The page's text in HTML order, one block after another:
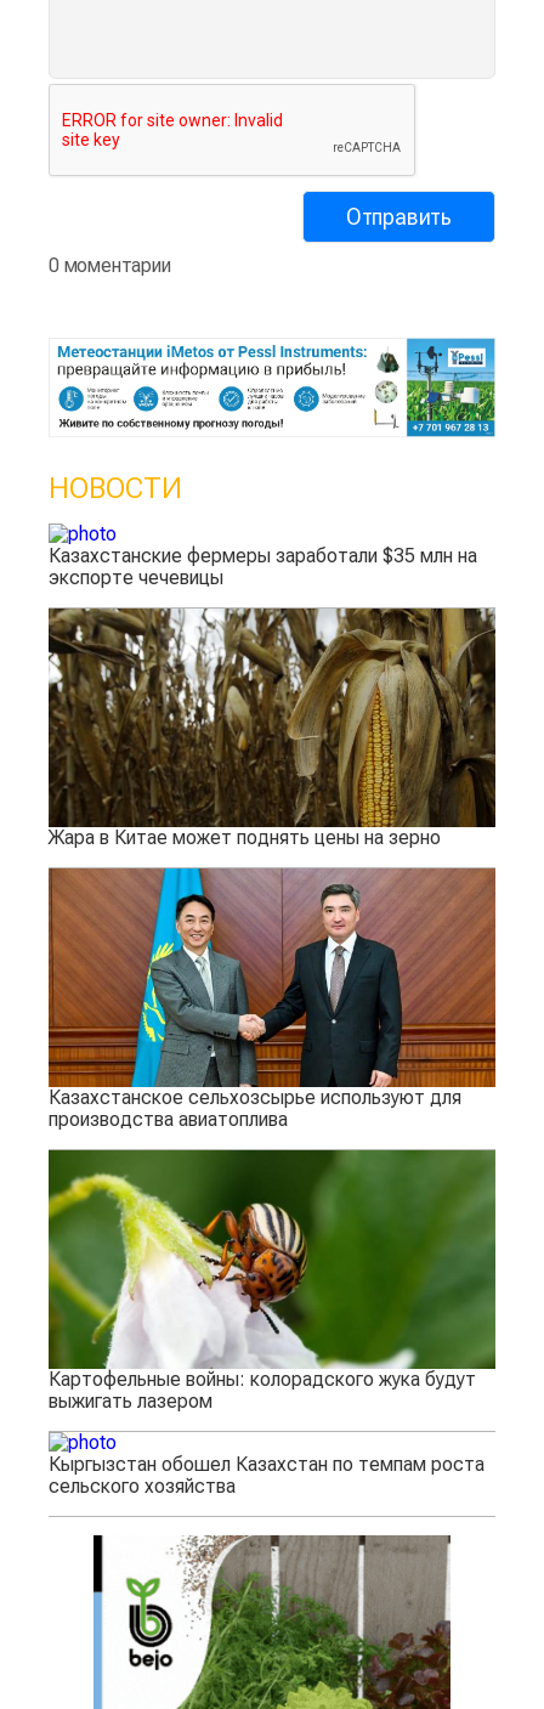
0 моментарии
НОВОСТИ
Казахстанские фермеры заработали $35 млн на
экспорте чечевицы
Жара в Китае может поднять цены на зерно
Казахстанское сельхозсырье используют для
производства авиатоплива
Картофельные войны: колорадского жука будут
выжигать лазером
Кыргызстан обошел Казахстан по темпам роста
сельского хозяйства